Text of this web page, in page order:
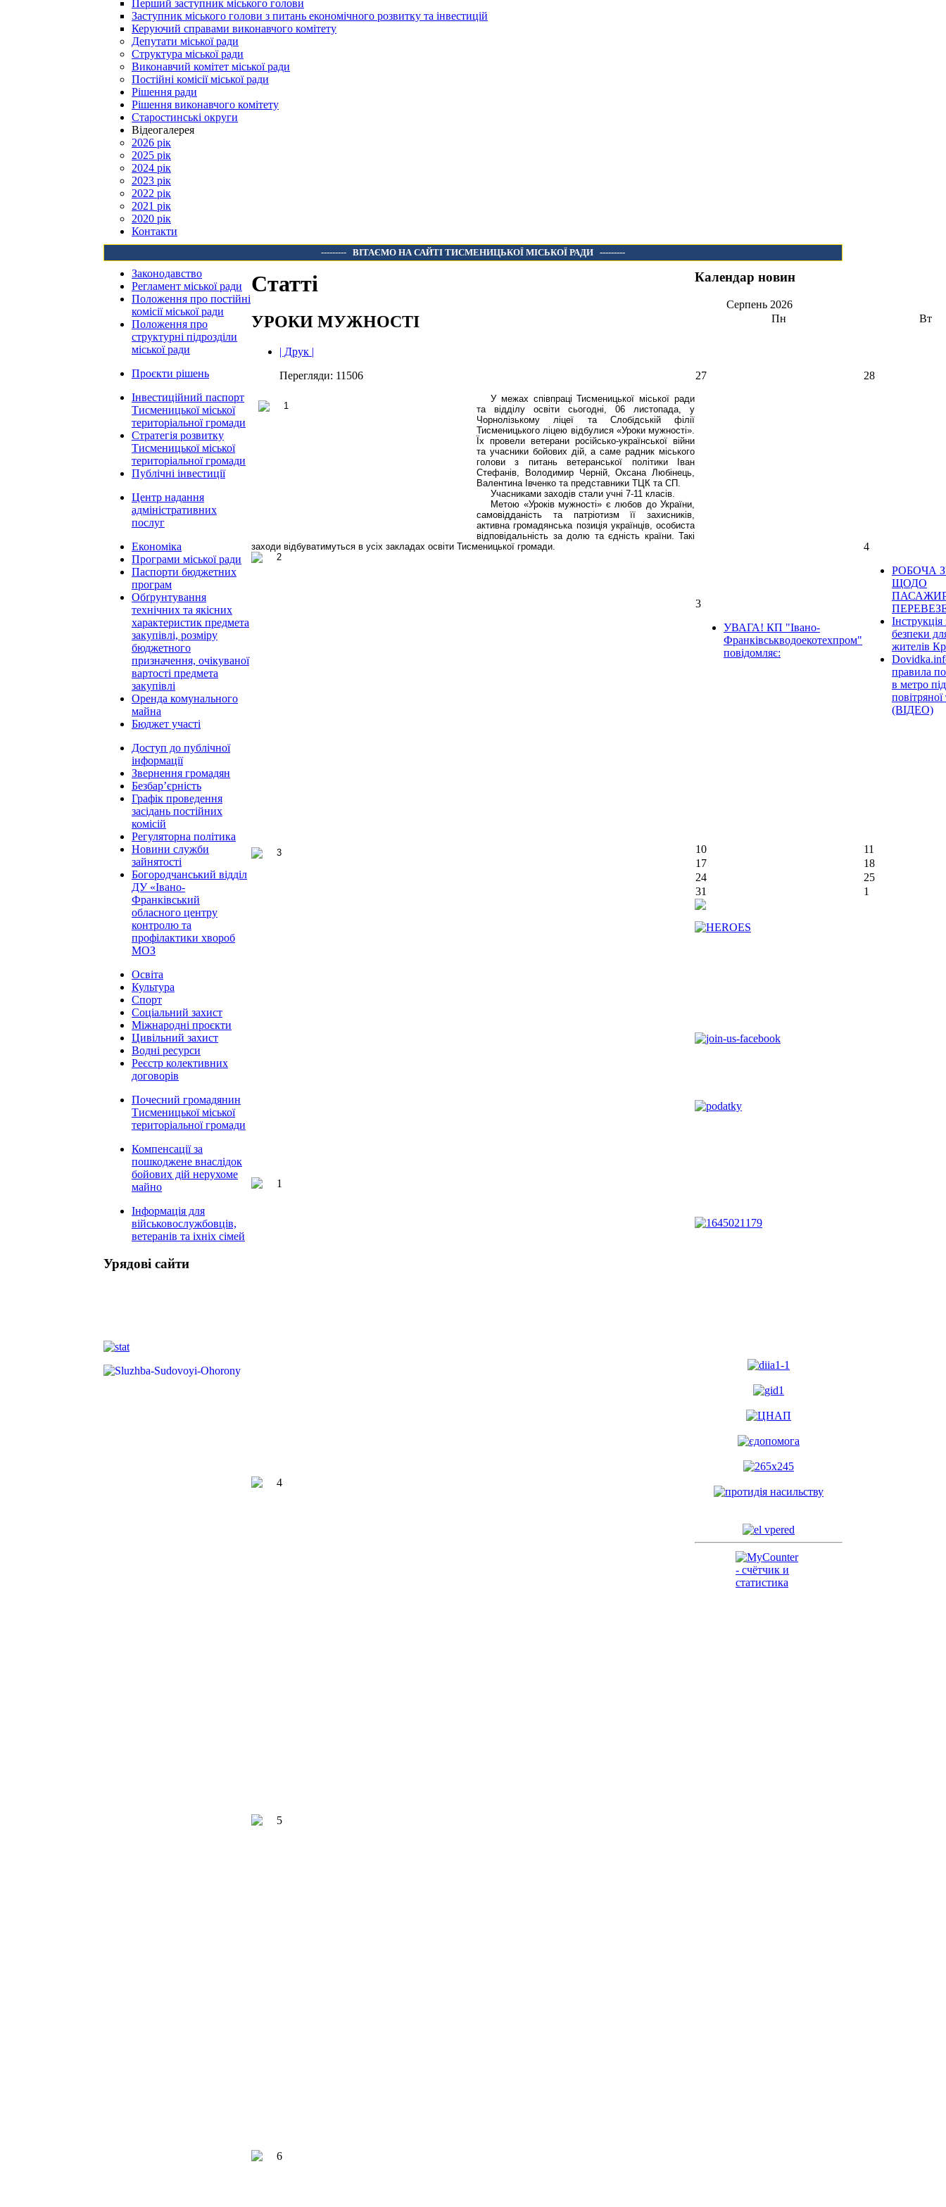
Перший заступник міського голови
Заступник міського голови з питань економічного розвитку та інвестицій
Керуючий справами виконавчого комітету
Депутати міської ради
Структура міської ради
Виконавчий комітет міської ради
Постійні комісії міської ради
Рішення ради
Рішення виконавчого комітету
Старостинські округи
Відеогалерея
2026 рік
2025 рік
2024 рік
2023 рік
2022 рік
2021 рік
2020 рік
Контакти
--------- ВІТАЄМО НА САЙТІ ТИСМЕНИЦЬКОЇ МІСЬКОЇ РАДИ ---------
Законодавство
Регламент міської ради
Положення про постійні
комісії міської ради
Положення про
структурні підрозділи
міської ради
Проєкти рішень
Інвестиційний паспорт
Тисменицької міської
територіальної громади
Стратегія розвитку
Тисменицької міської
територіальної громади
Публічні інвестиції
Центр надання
адміністративних
послуг
Економіка
Програми міської ради
Паспорти бюджетних
програм
Обґрунтування
технічних та якісних
характеристик предмета
закупівлі, розміру
бюджетного
призначення, очікуваної
вартості предмета
закупівлі
Оренда комунального
майна
Бюджет участі
Доступ до публічної
інформації
Звернення громадян
Безбар’єрність
Графік проведення
засідань постійних
комісій
Регуляторна політика
Новини служби
зайнятості
Богородчанський відділ
ДУ «Івано-
Франківський
обласного центру
контролю та
профілактики хвороб
МОЗ
Освіта
Культура
Спорт
Соціальний захист
Міжнародні проєкти
Цивільний захист
Водні ресурси
Реєстр колективних
договорів
Почесний громадянин
Тисменицької міської
територіальної громади
Компенсації за
пошкоджене внаслідок
бойових дій нерухоме
майно
Інформація для
військовослужбовців,
ветеранів та іхніх сімей
Урядові сайти
Статті
УРОКИ МУЖНОСТІ
| Друк |
Перегляди: 11506
У межах співпраці Тисменицької міської ради
та відділу освіти сьогодні, 06 листопада, у
Чорнолізькому ліцеї та Слобідській філії
Тисменицького ліцею відбулися «Уроки мужності».
Їх провели ветерани російсько-української війни
та учасники бойових дій, а саме радник міського
голови з питань ветеранської політики Іван
Стефанів, Володимир Черній, Оксана Любінець,
Валентина Івченко та представники ТЦК та СП.
Учасниками заходів стали учні 7-11 класів.
Метою «Уроків мужності» є любов до України,
самовідданість та патріотизм її захисників,
активна громадянська позиція українців, особиста
відповідальність за долю та єдність країни. Такі
заходи відбуватимуться в усіх закладах освіти Тисменицької громади.
Календар новин
Серпень 2026
Пн
Вт
27 28
3
УВАГА! КП "Івано-
Франківськводоекотехпром"
повідомляє:
4
РОБОЧА
ЩОДО
Інструкція
безпеки
жителів
правила
в метро
(ВІДЕО)
10
11
17
18
24
25
31
1